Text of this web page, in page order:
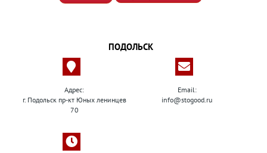
ПОДОЛЬСК
Адрес:
г. Подольск пр-кт Юных ленинцев
70
Email:
info@stogood.ru